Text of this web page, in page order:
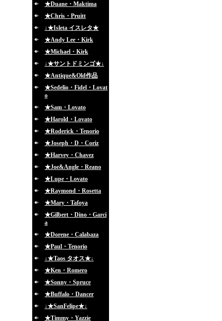
★Duane・Maktima
★Chris・Pruitt
↓★Isleta イスレタ★
★Andy Lee・Kirk
★Michael・Kirk
↓★サントドミンゴ★↓
★Antique&Old作品
★Sedelio・Fidel・Lovat
o
★Sam・Lovato
★Harold・Lovato
★Roderick・Tenorio
★Joseph・D・Coriz
★Harvey・Chavez
★Joe&Angle・Reano
★Lupe・Lovato
★Raymond・Rosetta
★Mary・Tafoya
★Gilbert・Dino・Garci
a
★Dorene・Calabaza
★Paul・Tenorio
↓★Taos タオス★↓
★Ken・Romero
★Sonny・Spruce
★Buffalo・Dancer
↓★SanFelipe★↓
★Timmy・Yazzie